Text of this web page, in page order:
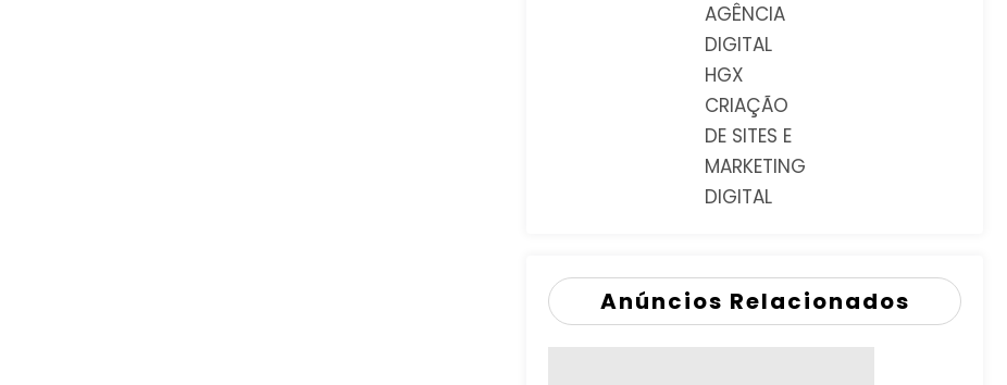
AGÊNCIA
DIGITAL
HGX
CRIAÇÃO
DE SITES E
MARKETING
DIGITAL
Anúncios Relacionados